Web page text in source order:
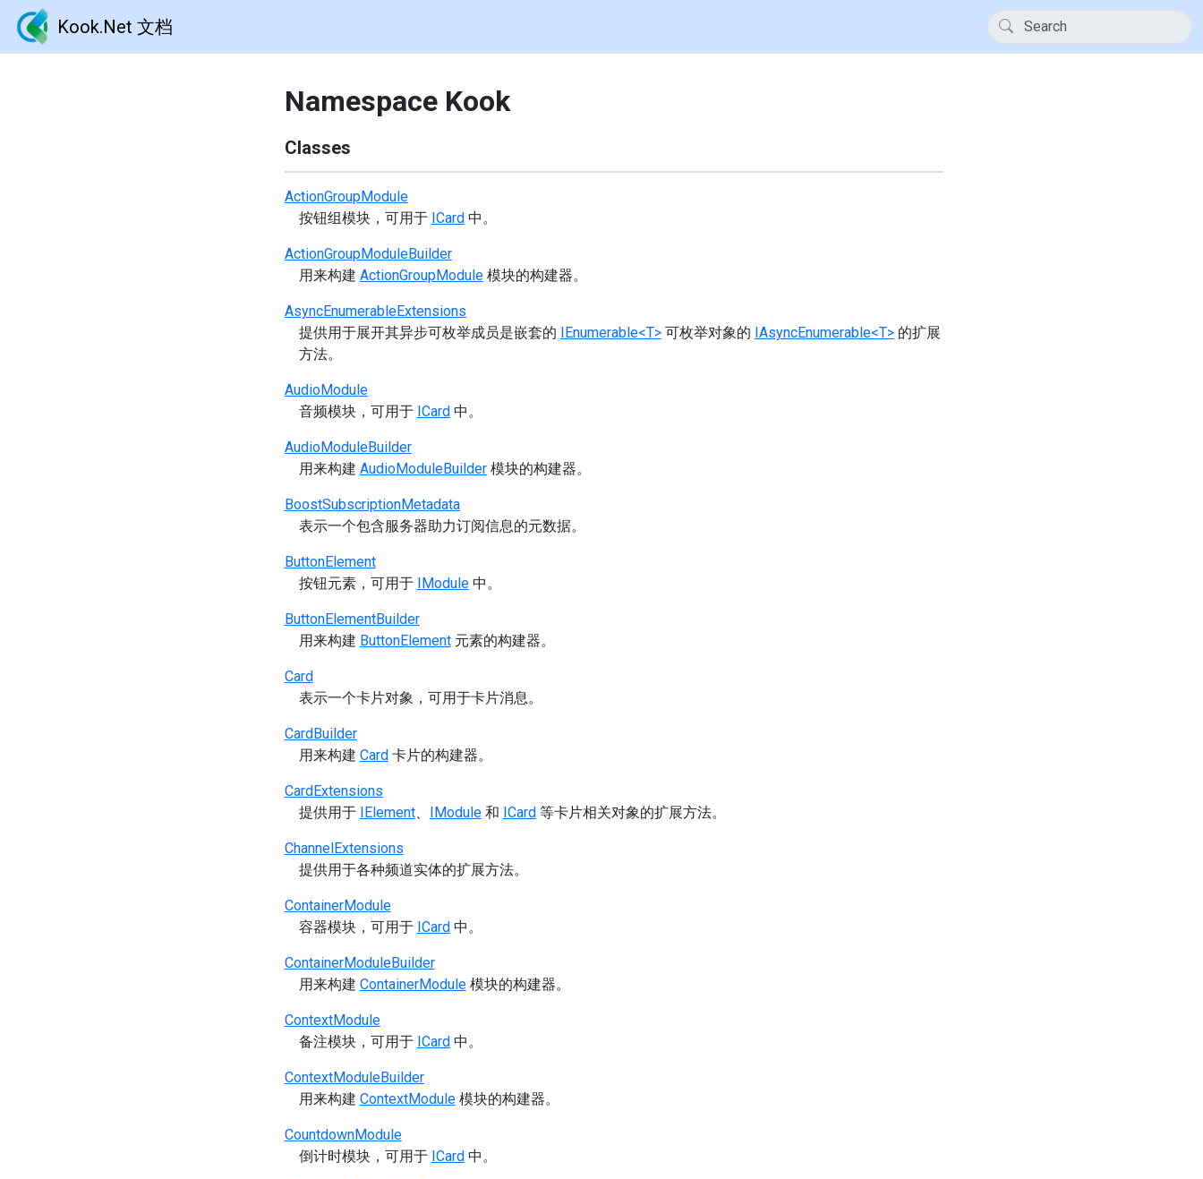
Kook.Net 文档
Namespace Kook
Classes
ActionGroupModule
按钮组模块，可用于 ICard中。
ActionGroupModuleBuilder
用来构建 ActionGroupModule模块的构建器。
AsyncEnumerableExtensions
提供用于展开其异步可枚举成员是嵌套的 IEnumerable<T>可枚举对象的 IAsyncEnumerable<T>的扩展
方法。
AudioModule
音频模块，可用于 ICard中。
AudioModuleBuilder
用来构建 AudioModuleBuilder模块的构建器。
BoostSubscriptionMetadata
表示一个包含服务器助力订阅信息的元数据。
ButtonElement
按钮元素，可用于 IModule中。
ButtonElementBuilder
用来构建 ButtonElement元素的构建器。
Card
表示一个卡片对象，可用于卡片消息。
CardBuilder
用来构建 Card卡片的构建器。
CardExtensions
提供用于 IElement、 IModule和 ICard等卡片相关对象的扩展方法。
ChannelExtensions
提供用于各种频道实体的扩展方法。
ContainerModule
容器模块，可用于 ICard中。
ContainerModuleBuilder
用来构建 ContainerModule模块的构建器。
ContextModule
备注模块，可用于 ICard中。
ContextModuleBuilder
用来构建 ContextModule模块的构建器。
CountdownModule
倒计时模块，可用于 ICard中。